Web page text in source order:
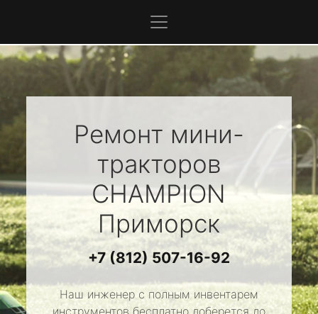
Ремонт мини-
тракторов
CHAMPION
Приморск
+7 (812) 507-16-92
Наш инженер с полным инвентарем
инструментов бесплатно доберется до